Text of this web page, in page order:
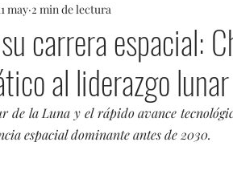
China
carrera espacial:
al liderazgo lunar
may 2 min de lectura
de la Luna y el rápido avance
espacial dominante antes de 2030.